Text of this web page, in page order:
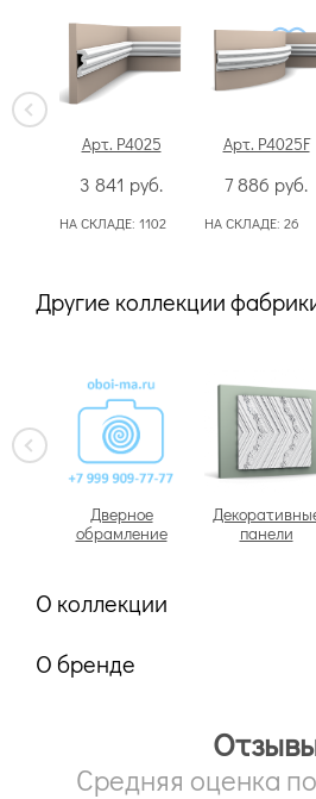
Арт. P4025
3 841 руб.
НА СКЛАДЕ: 1102
Арт. P4025F
7 886 руб.
НА СКЛАДЕ: 26
Другие коллекции
Дверное
обрамление
панели
О коллекции
О бренде
Средняя оценка